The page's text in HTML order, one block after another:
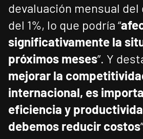
devaluación mensual
del 1%, lo que podría “
significativamente la
próximos meses”. Y
mejorar la
internacional, es
eficiencia y
debemos reducir costos